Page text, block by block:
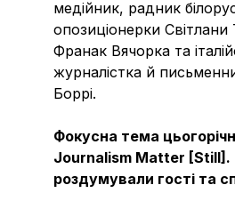
медійник, радник
опозиціонерки Світлани
Франак Вячорка та
журналістка й
Боррі.
Фокусна тема
Journalism Matter
роздумували гості та